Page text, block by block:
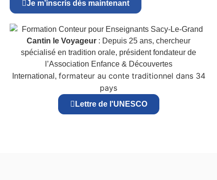
Je m’inscris dès maintenant
Cantin le Voyageur : Depuis 25 ans, chercheur
spécialisé en tradition orale, président fondateur de
l’Association Enfance & Découvertes
International, formateur au conte traditionnel dans 34
pays
Lettre de l'UNESCO